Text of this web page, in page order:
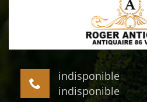
indisponible
indisponible